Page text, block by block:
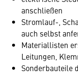
anschließen
Stromlauf-,
auch selbst
Materiallisten
Leitungen,
Sonderbauteile